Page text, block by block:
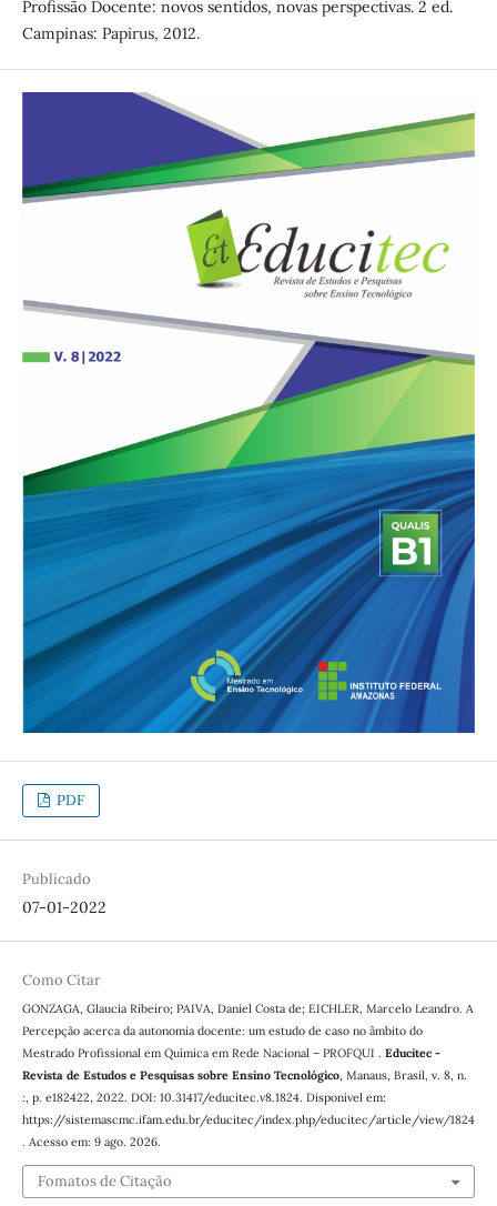
Profissão Docente: novos sentidos, novas perspectivas. 2 ed.
Campinas: Papirus, 2012.
PDF
Publicado
07-01-2022
Como Citar
GONZAGA, Glaucia Ribeiro; PAIVA, Daniel Costa de; EICHLER, Marcelo Leandro. A
Percepção acerca da autonomia docente: um estudo de caso no âmbito do
Mestrado Profissional em Química em Rede Nacional – PROFQUI . Educitec -
Revista de Estudos e Pesquisas sobre Ensino Tecnológico, Manaus, Brasil, v. 8, n.
:, p. e182422, 2022. DOI: 10.31417/educitec.v8.1824. Disponível em:
https://sistemascmc.ifam.edu.br/educitec/index.php/educitec/article/view/1824
. Acesso em: 9 ago. 2026.
Fomatos de Citação